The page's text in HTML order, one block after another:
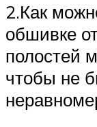
2.Как
обшивке
полостей
чтобы не